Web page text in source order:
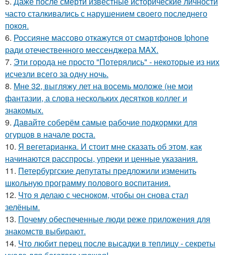
часто сталкивались с нарушением своего последнего
покоя.
6. Россияне массово откажутся от смартфонов Iphone
ради отечественного мессенджера MAX.
7. Эти города не просто "Потерялись" - некоторые из них
исчезли всего за одну ночь.
8. Мне 32, выгляжу лет на восемь моложе (не мои
фантазии, а слова нескольких десятков коллег и
знакомых.
9. Давайте соберём самые рабочие подкормки для
огурцов в начале роста.
10. Я вегетарианка. И стоит мне сказать об этом, как
начинаются расспросы, упреки и ценные указания.
11. Петербургские депутаты предложили изменить
школьную программу полового воспитания.
12. Что я делаю с чесноком, чтобы он снова стал
зелёным.
13. Почему обеспеченные люди реже приложения для
знакомств выбирают.
14. Что любит перец после высадки в теплицу - секреты